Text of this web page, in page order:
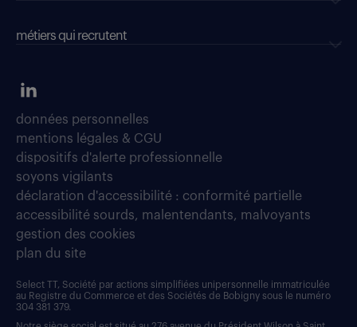
métiers qui recrutent
données personnelles
mentions légales & CGU
dispositifs d'alerte professionnelle
soyons vigilants
déclaration d'accessibilité : conformité partielle
accessibilité sourds, malentendants, malvoyants
gestion des cookies
plan du site
Select TT, Société par actions simplifiées unipersonnelle immatriculée
au Registre du Commerce et des Sociétés de Bobigny sous le numéro
304 381 379.